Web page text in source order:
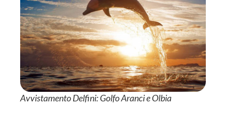
Avvistamento Delfini: Golfo Aranci e Olbia